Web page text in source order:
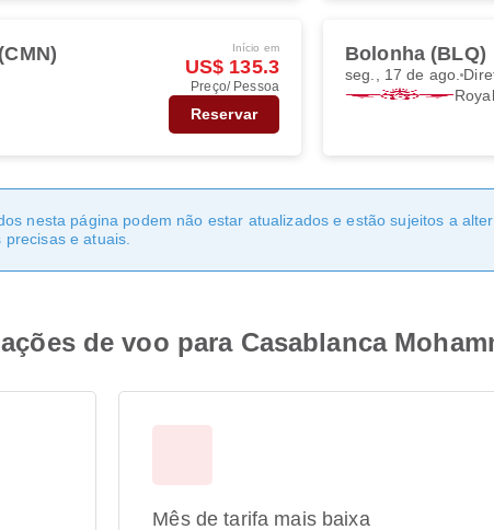
Início em
US$ 135.3
Preço/ Pessoa
Reservar
Bolonha (BLQ)
seg., 17 de ago.
nesta página podem não estar atualizados e estão sujeitos a
e atuais.
de voo para Casablanca
Mês de tarifa mais baixa